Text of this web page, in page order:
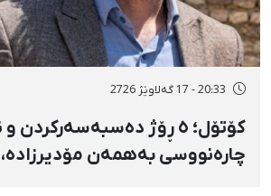
20:33 - 17 گەلاوێژ 2726
کۆتۆل؛ ٥ ڕۆژ دەسبەسەرکردن
چارەنووسی بەهمەن